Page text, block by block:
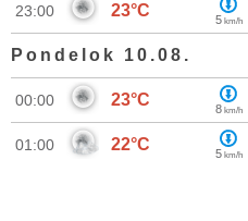
23:00 23°C 5 km/h
Pondelok 10.08.
00:00 23°C 8 km/h
01:00 22°C 5 km/h